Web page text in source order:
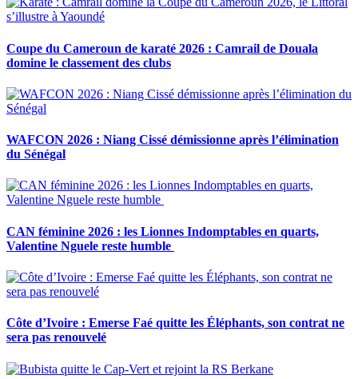
Coupe du Cameroun de karaté 2026 : Camrail de Douala
domine le classement des clubs
WAFCON 2026 : Niang Cissé démissionne après l’élimination
du Sénégal
CAN féminine 2026 : les Lionnes Indomptables en quarts,
Valentine Nguele reste humble
Côte d’Ivoire : Emerse Faé quitte les Éléphants, son contrat ne
sera pas renouvelé